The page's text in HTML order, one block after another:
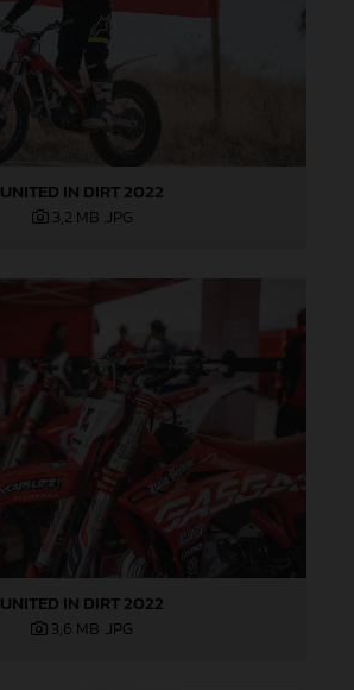
UNITED IN DIRT 2022
3,2 MB .JPG
UNITED IN DIRT 2022
3,6 MB .JPG